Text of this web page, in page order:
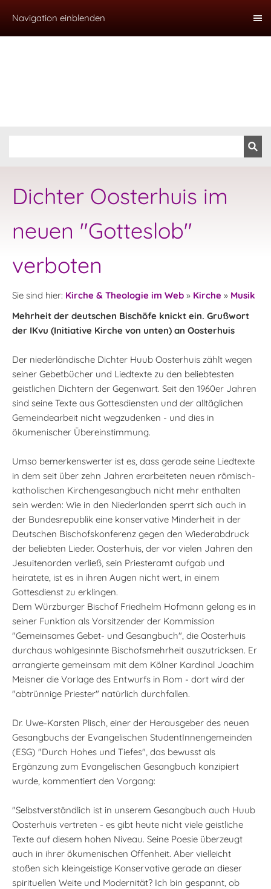
Navigation einblenden
Dichter Oosterhuis im
neuen "Gotteslob"
verboten
Sie sind hier: Kirche & Theologie im Web » Kirche » Musik
Mehrheit der deutschen Bischöfe knickt ein. Grußwort
der IKvu (Initiative Kirche von unten) an Oosterhuis
Der niederländische Dichter Huub Oosterhuis zählt wegen
seiner Gebetbücher und Liedtexte zu den beliebtesten
geistlichen Dichtern der Gegenwart. Seit den 1960er Jahren
sind seine Texte aus Gottesdiensten und der alltäglichen
Gemeindearbeit nicht wegzudenken - und dies in
ökumenischer Übereinstimmung.
Umso bemerkenswerter ist es, dass gerade seine Liedtexte
in dem seit über zehn Jahren erarbeiteten neuen römisch-
katholischen Kirchengesangbuch nicht mehr enthalten
sein werden: Wie in den Niederlanden sperrt sich auch in
der Bundesrepublik eine konservative Minderheit in der
Deutschen Bischofskonferenz gegen den Wiederabdruck
der beliebten Lieder. Oosterhuis, der vor vielen Jahren den
Jesuitenorden verließ, sein Priesteramt aufgab und
heiratete, ist es in ihren Augen nicht wert, in einem
Gottesdienst zu erklingen.
Dem Würzburger Bischof Friedhelm Hofmann gelang es in
seiner Funktion als Vorsitzender der Kommission
"Gemeinsames Gebet- und Gesangbuch", die Oosterhuis
durchaus wohlgesinnte Bischofsmehrheit auszutricksen. Er
arrangierte gemeinsam mit dem Kölner Kardinal Joachim
Meisner die Vorlage des Entwurfs in Rom - dort wird der
"abtrünnige Priester" natürlich durchfallen.
Dr. Uwe-Karsten Plisch, einer der Herausgeber des neuen
Gesangbuchs der Evangelischen StudentInnengemeinden
(ESG) "Durch Hohes und Tiefes", das bewusst als
Ergänzung zum Evangelischen Gesangbuch konzipiert
wurde, kommentiert den Vorgang:
"Selbstverständlich ist in unserem Gesangbuch auch Huub
Oosterhuis vertreten - es gibt heute nicht viele geistliche
Texte auf diesem hohen Niveau. Seine Poesie überzeugt
auch in ihrer ökumenischen Offenheit. Aber vielleicht
stoßen sich kleingeistige Konservative gerade an dieser
spirituellen Weite und Modernität? Ich bin gespannt, ob